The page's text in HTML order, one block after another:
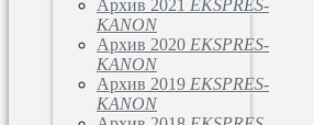
Архив 2021 EKSPRES-
KANON
Архив 2020 EKSPRES-
KANON
Архив 2019 EKSPRES-
KANON